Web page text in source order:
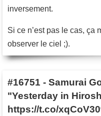
inversement.
Si ce n’est pas le cas, ça
observer le ciel ;).
#16751 - Samurai
"Yesterday in
https://t.co/